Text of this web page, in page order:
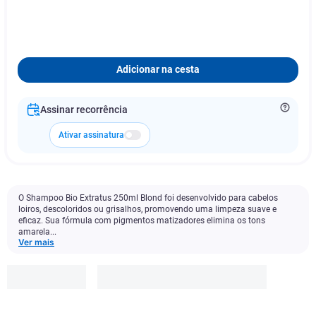
Adicionar na cesta
Assinar recorrência
Ativar assinatura
O Shampoo Bio Extratus 250ml Blond foi desenvolvido para cabelos
loiros, descoloridos ou grisalhos, promovendo uma limpeza suave e
eficaz. Sua fórmula com pigmentos matizadores elimina os tons
amarela...
Ver mais